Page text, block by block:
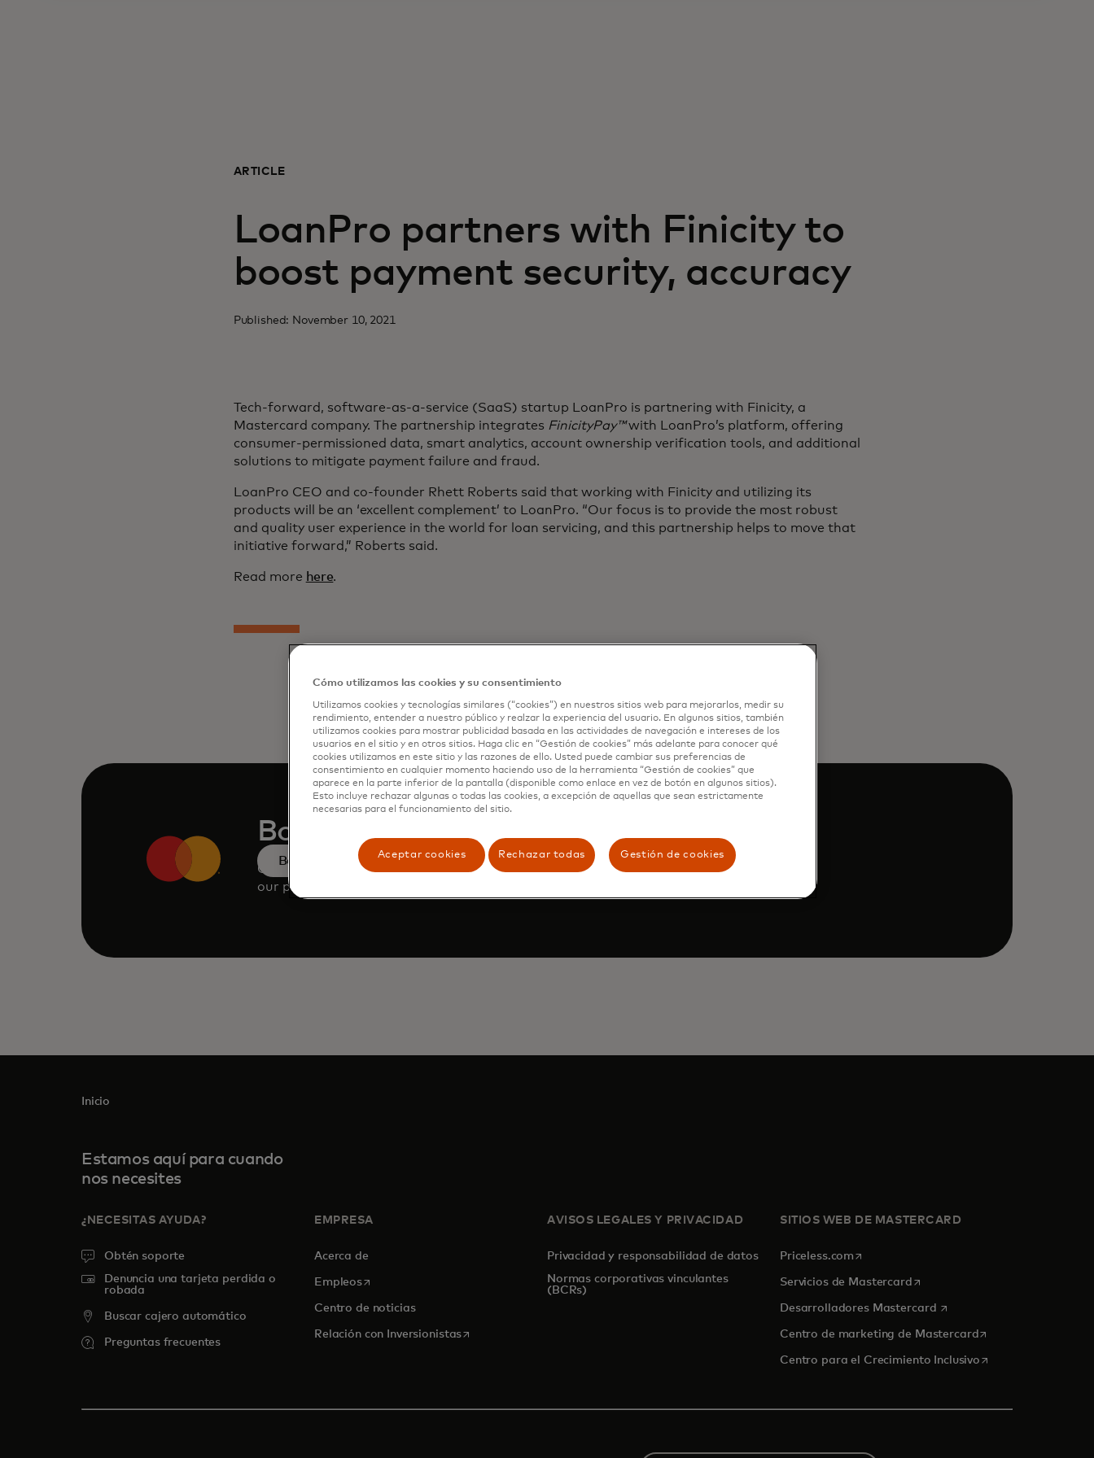
ARTICLE
LoanPro partners with Finicity to
boost payment security, accuracy
Published: November 10, 2021
Tech-forward, software-as-a-service (SaaS) startup LoanPro is partnering with Finicity, a
Mastercard company. The partnership integrates FinicityPay™with LoanPro’s platform, offering
consumer-permissioned data, smart analytics, account ownership verification tools, and additional
solutions to mitigate payment failure and fraud.
LoanPro CEO and co-founder Rhett Roberts said that working with Finicity and utilizing its
products will be an ‘excellent complement’ to LoanPro. “Our focus is to provide the most robust
and quality user experience in the world for loan servicing, and this partnership helps to move that
initiative forward,” Roberts said.
Read more here.
Book a demo
Consult our team to learn how Mastercard can enhance your business through
our products and services.
Book a demo
Inicio
Estamos aquí para cuando
nos necesites
¿NECESITAS AYUDA?
Obtén soporte
Denuncia una tarjeta perdida o
robada
Buscar cajero automático
Preguntas frecuentes
EMPRESA
Acerca de
Empleosse abre en una pestaña nueva
Centro de noticias
Relación con Inversionistasse abre en una pestaña nueva
AVISOS LEGALES Y PRIVACIDAD
Privacidad y responsabilidad de datos
Normas corporativas vinculantes
(BCRs)
SITIOS WEB DE MASTERCARD
Priceless.com se abre en una pestaña nueva
Servicios de Mastercardse abre en una pestaña nueva
Desarrolladores Mastercard se abre en una pestaña
Centro de marketing de Mastercardse abre en una
Centro para el Crecimiento Inclusivose abre en una
Cómo utilizamos las cookies y su consentimiento
Utilizamos cookies y tecnologías similares (“cookies”) en nuestros sitios web para mejorarlos, medir su
rendimiento, entender a nuestro público y realzar la experiencia del usuario. En algunos sitios, también
utilizamos cookies para mostrar publicidad basada en las actividades de navegación e intereses de los
usuarios en el sitio y en otros sitios. Haga clic en “Gestión de cookies” más adelante para conocer qué
cookies utilizamos en este sitio y las razones de ello. Usted puede cambiar sus preferencias de
consentimiento en cualquier momento haciendo uso de la herramienta “Gestión de cookies” que
aparece en la parte inferior de la pantalla (disponible como enlace en vez de botón en algunos sitios).
Esto incluye rechazar algunas o todas las cookies, a excepción de aquellas que sean estrictamente
necesarias para el funcionamiento del sitio.
Aceptar cookies Rechazar todas Gestión de cookies